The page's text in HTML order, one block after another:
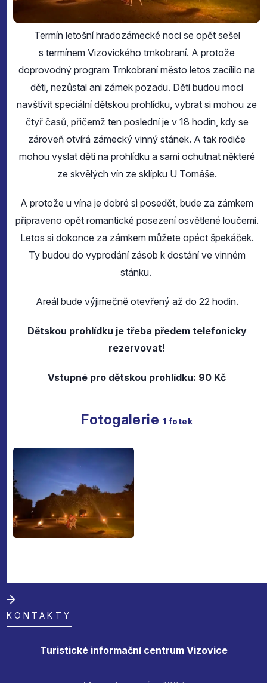
Termín letošní hradozámecké noci se opět sešel
s termínem Vizovického trnkobraní. A protože
doprovodný program Trnkobraní město letos zacílilo na
děti, nezůstal ani zámek pozadu. Děti budou moci
navštívit speciální dětskou prohlídku, vybrat si mohou ze
čtyř časů, přičemž ten poslední je v 18 hodin, kdy se
zároveň otvírá zámecký vinný stánek. A tak rodiče
mohou vyslat děti na prohlídku a sami ochutnat některé
ze skvělých vín ze sklípku U Tomáše.
A protože u vína je dobré si posedět, bude za zámkem
připraveno opět romantické posezení osvětlené loučemi.
Letos si dokonce za zámkem můžete opéct špekáček.
Ty budou do vyprodání zásob k dostání ve vinném
stánku.
Areál bude výjimečně otevřený až do 22 hodin.
Dětskou prohlídku je třeba předem telefonicky
rezervovat!
Vstupné pro dětskou prohlídku: 90 Kč
Fotogalerie 1 fotek
KONTAKTY
Turistické informační centrum Vizovice